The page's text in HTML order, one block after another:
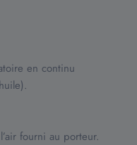
en continu
fourni au porteur.